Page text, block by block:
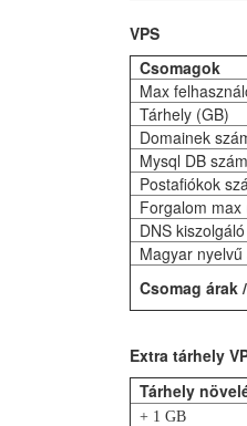
VPS
Csomagok
Max
Tárhely (GB)
Domainek
Mysql DB
Postafiókok
Forgalom max
DNS kiszolgáló
Magyar
Csomag árak
Extra tárhely
Tárhely
+ 1 GB